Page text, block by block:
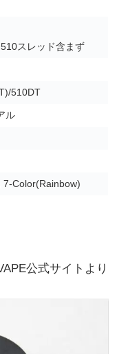
スレッド含まず
510DT
ル
7-Color(Rainbow)
公式サイトより